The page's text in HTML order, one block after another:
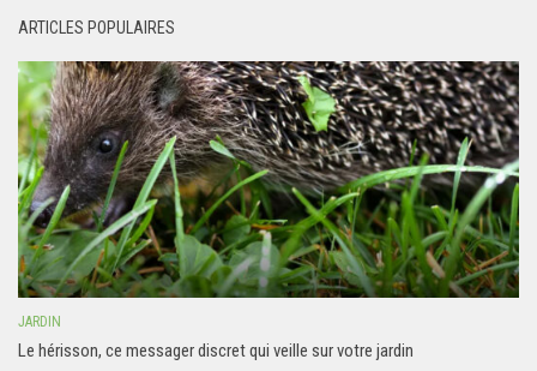
ARTICLES POPULAIRES
JARDIN
Le hérisson, ce messager discret qui veille sur votre jardin